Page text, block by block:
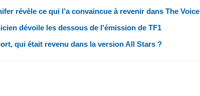
révèle ce qui l’a convaincue à revenir dans The Voice
dévoile les dessous de l'émission de TF1
qui était revenu dans la version All Stars ?